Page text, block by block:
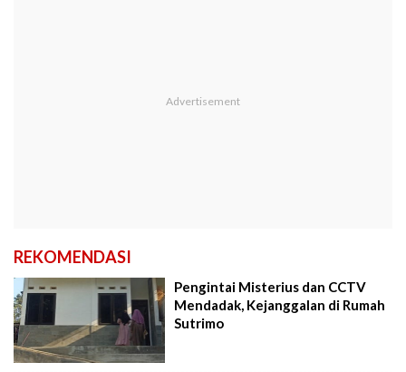
REKOMENDASI
Pengintai Misterius dan CCTV
Mendadak, Kejanggalan di Rumah
Sutrimo